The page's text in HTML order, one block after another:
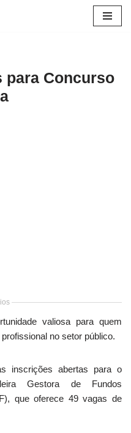
para Concurso
valiosa para quem
no setor público.
inscrições abertas para o
Gestora de Fundos
que oferece 49 vagas de